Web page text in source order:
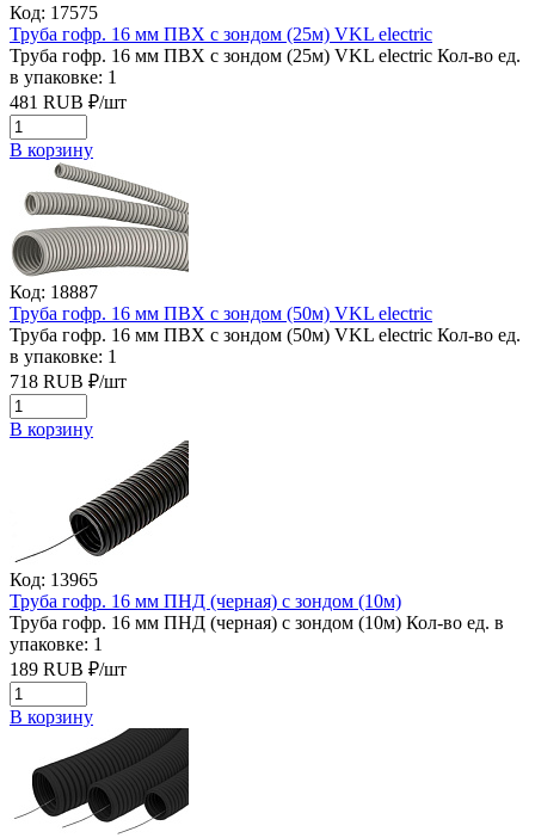
Код: 17575
Труба гофр. 16 мм ПВХ с зондом (25м) VKL electric
Труба гофр. 16 мм ПВХ с зондом (25м) VKL electric Кол-во ед.
в упаковке: 1
481 RUB ₽/шт
В корзину
Код: 18887
Труба гофр. 16 мм ПВХ с зондом (50м) VKL electric
Труба гофр. 16 мм ПВХ с зондом (50м) VKL electric Кол-во ед.
в упаковке: 1
718 RUB ₽/шт
В корзину
Код: 13965
Труба гофр. 16 мм ПНД (черная) с зондом (10м)
Труба гофр. 16 мм ПНД (черная) с зондом (10м) Кол-во ед. в
упаковке: 1
189 RUB ₽/шт
В корзину